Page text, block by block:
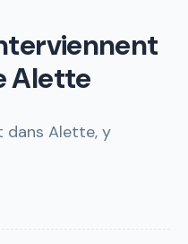
Alette
dans Alette, y